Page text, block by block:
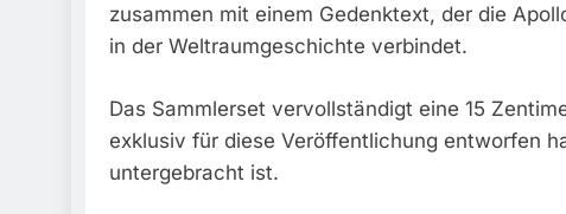
zusammen mit einem Gedenktext, der die
in der Weltraumgeschichte verbindet.
Das Sammlerset vervollständigt eine 15
exklusiv für diese Veröffentlichung entworfen
untergebracht ist.